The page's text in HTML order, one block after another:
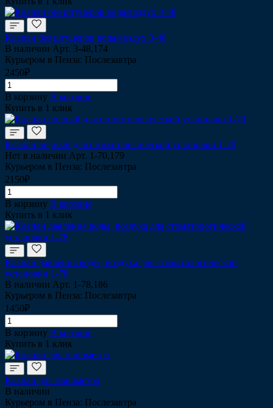
Клапан без штуцеров вода/воздух 3-48
В наличии Арт. 3-48,174
Курьером в Пенза: Послезавтра
2450₽
В корзину В корзине
Купить в 1 клик
Клапан водный для cтоматологической установки 1-70
Нет в наличии Арт. 1-70,179
Курьером в Пенза: Послезавтра
2150₽
В корзину В корзине
Купить в 1 клик
Клапан давления воды, воздуха для стоматологической
установки 1-78
В наличии Арт. 1-78,186
Курьером в Пенза: Послезавтра
1450₽
В корзину В корзине
Купить в 1 клик
Клапан для манометра
В наличии
Курьером в Пенза: Послезавтра